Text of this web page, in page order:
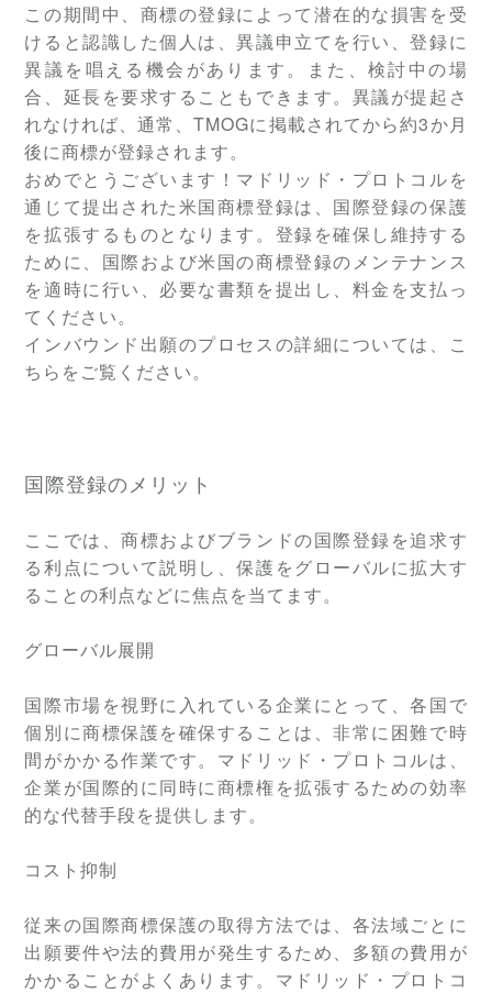
この期間中、商標の登録によって潜在的な損害を受
けると認識した個人は、異議申立てを行い、登録に
異議を唱える機会があります。また、検討中の場
合、延長を要求することもできます。異議が提起さ
れなければ、通常、TMOGに掲載されてから約3か月
後に商標が登録されます。
おめでとうございます！マドリッド・プロトコルを
通じて提出された米国商標登録は、国際登録の保護
を拡張するものとなります。登録を確保し維持する
ために、国際および米国の商標登録のメンテナンス
を適時に行い、必要な書類を提出し、料金を支払っ
てください。
インバウンド出願のプロセスの詳細については、こ
ちらをご覧ください。
国際登録のメリット
ここでは、商標およびブランドの国際登録を追求す
る利点について説明し、保護をグローバルに拡大す
ることの利点などに焦点を当てます。
グローバル展開
国際市場を視野に入れている企業にとって、各国で
個別に商標保護を確保することは、非常に困難で時
間がかかる作業です。マドリッド・プロトコルは、
企業が国際的に同時に商標権を拡張するための効率
的な代替手段を提供します。
コスト抑制
従来の国際商標保護の取得方法では、各法域ごとに
出願要件や法的費用が発生するため、多額の費用が
かかることがよくあります。マドリッド・プロトコ